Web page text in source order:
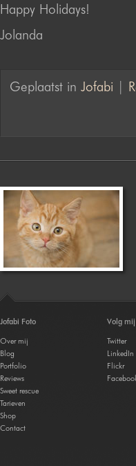
Happy Holidays!
Jolanda
Geplaatst in Jofabi
Jofabi Foto
Over mij
Blog
Portfolio
Reviews
Sweet rescue
Tarieven
Shop
Contact
Volg
Twitter
LinkedIn
Flickr